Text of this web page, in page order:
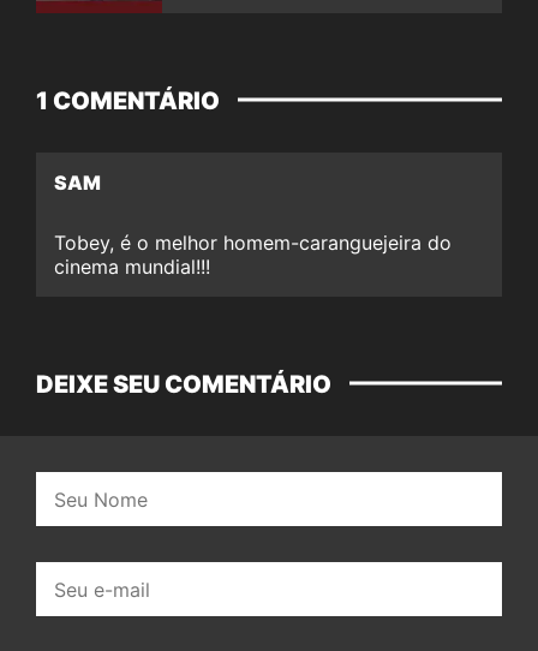
1 COMENTÁRIO
SAM
Tobey, é o melhor homem-caranguejeira do
cinema mundial!!!
DEIXE SEU COMENTÁRIO
mail: